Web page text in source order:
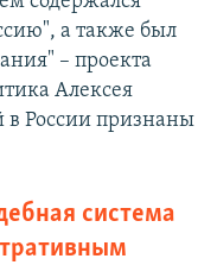
а также был
– проекта
Алексея
в России признаны
система